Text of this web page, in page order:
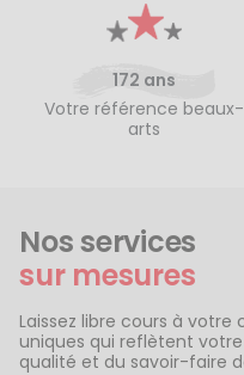
172 ans
Votre référence beaux-
arts
Nos services
sur mesures
Laissez libre cours à
uniques qui reflètent
qualité et du savoir-faire